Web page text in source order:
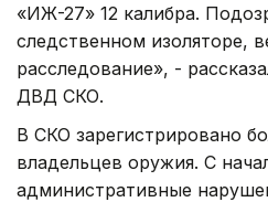
«ИЖ-27» 12 калибра.
следственном изоляторе,
расследование», -
ДВД СКО.
В СКО зарегистрировано
владельцев оружия. С
административные